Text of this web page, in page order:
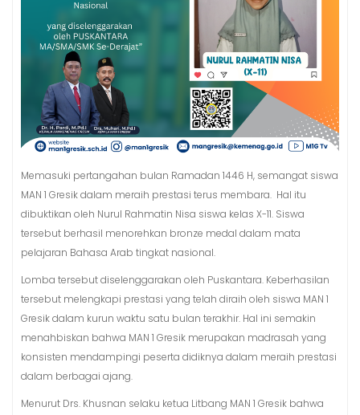
Memasuki pertangahan bulan Ramadan 1446 H, semangat siswa
MAN 1 Gresik dalam meraih prestasi terus membara. Hal itu
dibuktikan oleh Nurul Rahmatin Nisa siswa kelas X-11. Siswa
tersebut berhasil menorehkan bronze medal dalam mata
pelajaran Bahasa Arab tingkat nasional.
Lomba tersebut diselenggarakan oleh Puskantara. Keberhasilan
tersebut melengkapi prestasi yang telah diraih oleh siswa MAN 1
Gresik dalam kurun waktu satu bulan terakhir. Hal ini semakin
menahbiskan bahwa MAN 1 Gresik merupakan madrasah yang
konsisten mendampingi peserta didiknya dalam meraih prestasi
dalam berbagai ajang.
Menurut Drs. Khusnan selaku ketua Litbang MAN 1 Gresik bahwa